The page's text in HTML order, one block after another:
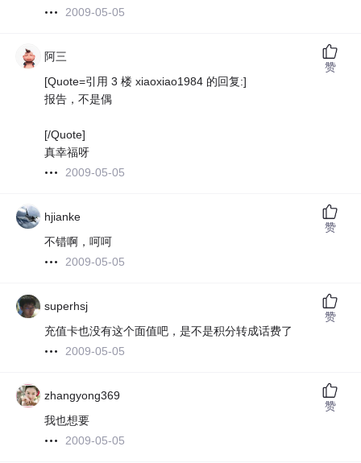
2009-05-05
阿三
[Quote=引用 3 楼 xiaoxiao1984 的回复:]
报告，不是偶
[/Quote]
真幸福呀
2009-05-05
赞
hjianke
不错啊，呵呵
2009-05-05
赞
superhsj
充值卡也没有这个面值吧，是不是积分转成话费了
2009-05-05
赞
zhangyong369
我也想要
2009-05-05
赞